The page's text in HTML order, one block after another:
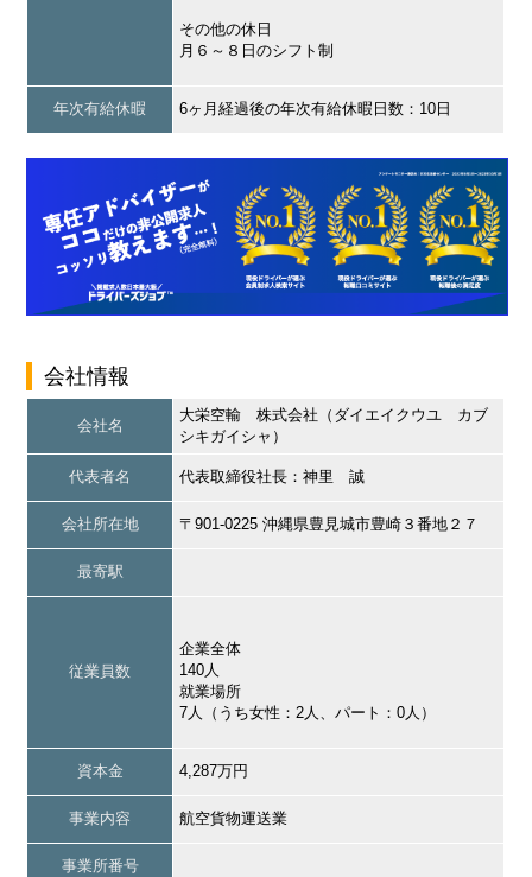
その他の休日
月６～８日のシフト制
年次有給休暇 6ヶ月経過後の年次有給休暇日数：10日
会社情報
会社名
大栄空輸 株式会社（ダイエイクウユ カブ
シキガイシャ）
代表者名 代表取締役社長：神里 誠
会社所在地 〒901-0225 沖縄県豊見城市豊崎３番地２７
最寄駅
従業員数
企業全体
140人
就業場所
7人（うち女性：2人、パート：0人）
資本金 4,287万円
事業内容 航空貨物運送業
事業所番号